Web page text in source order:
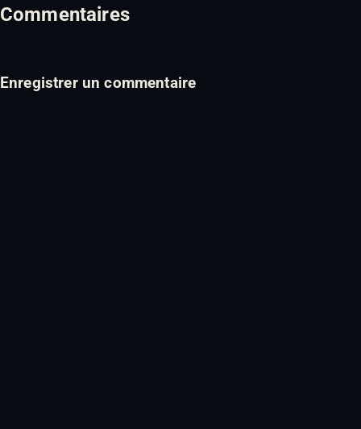
Commentaires
Enregistrer un commentaire